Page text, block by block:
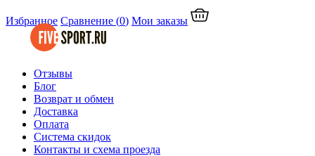
Избранное Сравнение (0) Мои заказы
Отзывы
Блог
Возврат и обмен
Доставка
Оплата
Система скидок
Контакты и схема проезда